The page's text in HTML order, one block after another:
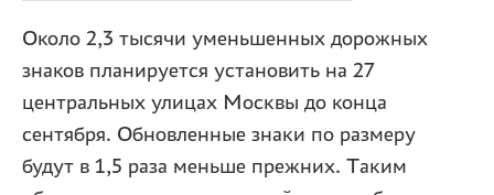
Около 2,3 тысячи уменьшенных дорожных
знаков планируется установить на 27
центральных улицах Москвы до конца
сентября. Обновленные знаки по размеру
будут в 1,5 раза меньше прежних. Таким